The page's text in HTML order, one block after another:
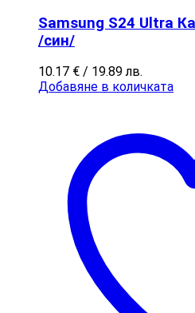
Samsung S24 Ultra
/син/
10.17 € / 19.89 лв.
Добавяне в количката